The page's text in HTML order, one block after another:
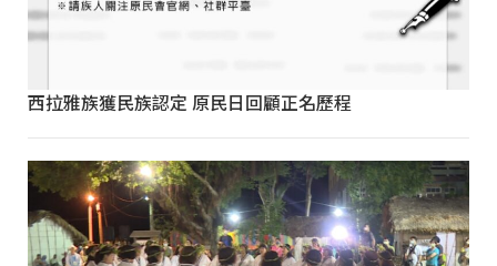
西拉雅族獲民族認定 原民日回顧正名歷程